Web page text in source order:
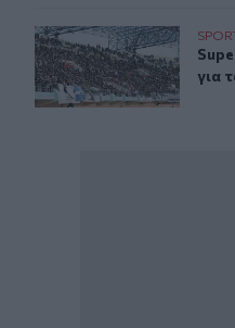
Super Cup: Η μάχη των
για